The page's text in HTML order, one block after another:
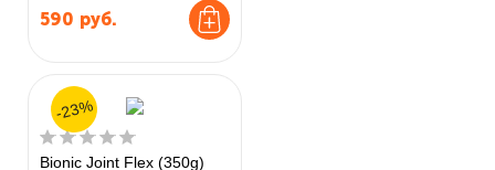
590 руб.
Bionic Joint Flex (350g)
-23%